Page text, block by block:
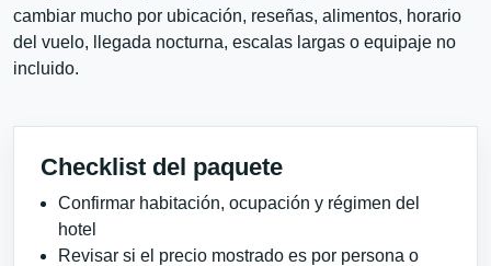
cambiar mucho por ubicación, reseñas, alimentos, horario
del vuelo, llegada nocturna, escalas largas o equipaje no
incluido.
Checklist del paquete
Confirmar habitación, ocupación y régimen del
hotel
Revisar si el precio mostrado es por persona o